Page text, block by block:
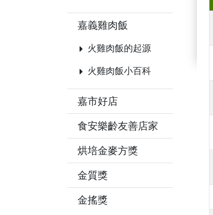
嘉義雞肉飯
火雞肉飯的起源
火雞肉飯小百科
嘉市好店
食安樂齡友善店家
烘培金麥方獎
金質獎
金搖獎